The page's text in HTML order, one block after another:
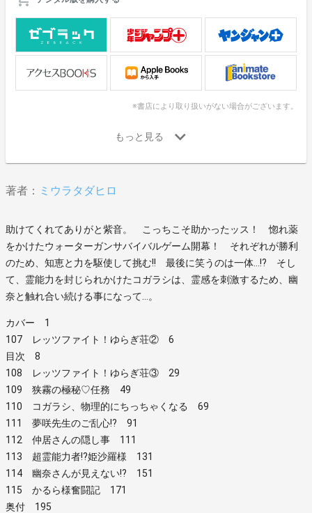
※書店により取り扱いがない場合がございます。
著者： ミウラタダヒロ
助けてくれてありがと紫音。 こっちこそ助かったッス！ 惚れ薬
をかけたウォーターガンサバイバルゲーム開幕！ それぞれが勝利
のため、知恵と力を駆使して挑む!! 最後に笑うのは一体…!? そし
て、霊能力を封じられかけたコガラシは、霊感を刺激するため、幽
奈と触れ合い続ける事になって…。
カバー 1
107 レッツファイト！ゆらぎ荘② 6
目次 8
108 レッツファイト！ゆらぎ荘③ 29
109 狭霧の極秘♡任務 49
110 コガラシ、物理的にちっちゃくなる 69
111 夢咲先生のご乱心!? 91
112 仲居さんの隠し事 111
113 超霊能力者!?姫沙羅様 131
114 幽奈さんが見えない!? 151
115 かるら様奮闘記 171
奥付 195